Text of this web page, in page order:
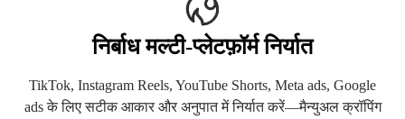
निर्बाध मल्टी-प्लेटफ़ॉर्म निर्यात
TikTok, Instagram Reels, YouTube Shorts, Meta ads, Google
ads के लिए सटीक आकार और अनुपात में निर्यात करें—मैन्युअल क्रॉपिंग